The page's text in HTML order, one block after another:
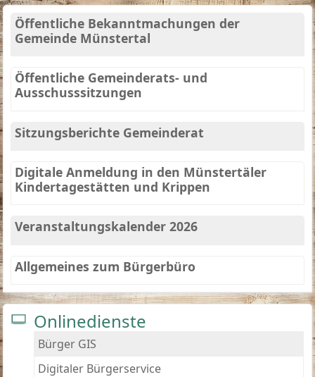
Öffentliche Bekanntmachungen der
Gemeinde Münstertal
Öffentliche Gemeinderats- und
Ausschusssitzungen
Sitzungsberichte Gemeinderat
Digitale Anmeldung in den Münstertäler
Kindertagestätten und Krippen
Veranstaltungskalender 2026
Allgemeines zum Bürgerbüro
Onlinedienste
Bürger GIS
Digitaler Bürgerservice